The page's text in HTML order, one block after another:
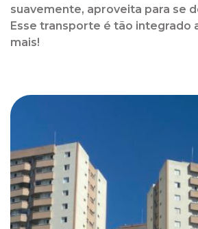
suavemente, aproveita para se
Esse transporte é tão integrado
mais!